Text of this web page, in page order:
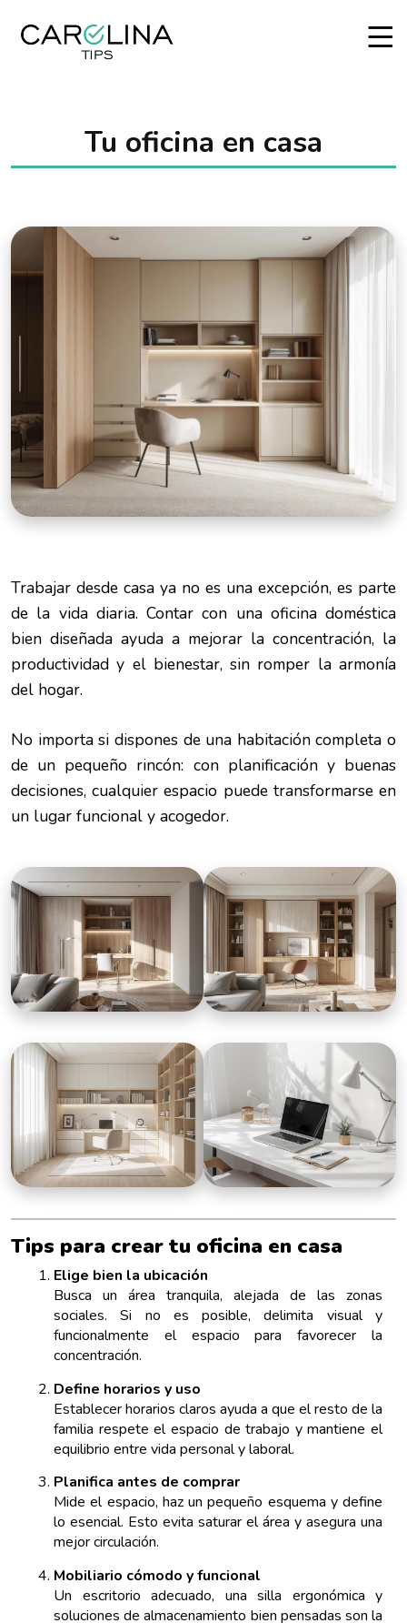
Tu oficina en casa
Trabajar desde casa ya no es una excepción, es parte
de la vida diaria. Contar con una oficina doméstica
bien diseñada ayuda a mejorar la concentración, la
productividad y el bienestar, sin romper la armonía
del hogar.
No importa si dispones de una habitación completa o
de un pequeño rincón: con planificación y buenas
decisiones, cualquier espacio puede transformarse en
un lugar funcional y acogedor.
Tips para crear tu oficina en casa
Elige bien la ubicación
Busca un área tranquila, alejada de las zonas
sociales. Si no es posible, delimita visual y
funcionalmente el espacio para favorecer la
concentración.
Define horarios y uso
Establecer horarios claros ayuda a que el resto de la
familia respete el espacio de trabajo y mantiene el
equilibrio entre vida personal y laboral.
Planifica antes de comprar
Mide el espacio, haz un pequeño esquema y define
lo esencial. Esto evita saturar el área y asegura una
mejor circulación.
Mobiliario cómodo y funcional
Un escritorio adecuado, una silla ergonómica y
soluciones de almacenamiento bien pensadas son la